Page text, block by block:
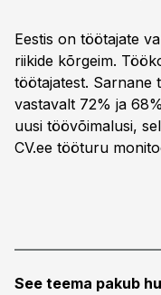
Eestis on töötajate
riikide kõrgeim.
töötajatest. Sarnane
vastavalt 72% ja
uusi töövõimalusi,
CV.ee tööturu
See teema pakub